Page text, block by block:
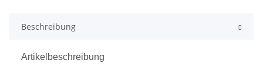
Beschreibung
Artikelbeschreibung